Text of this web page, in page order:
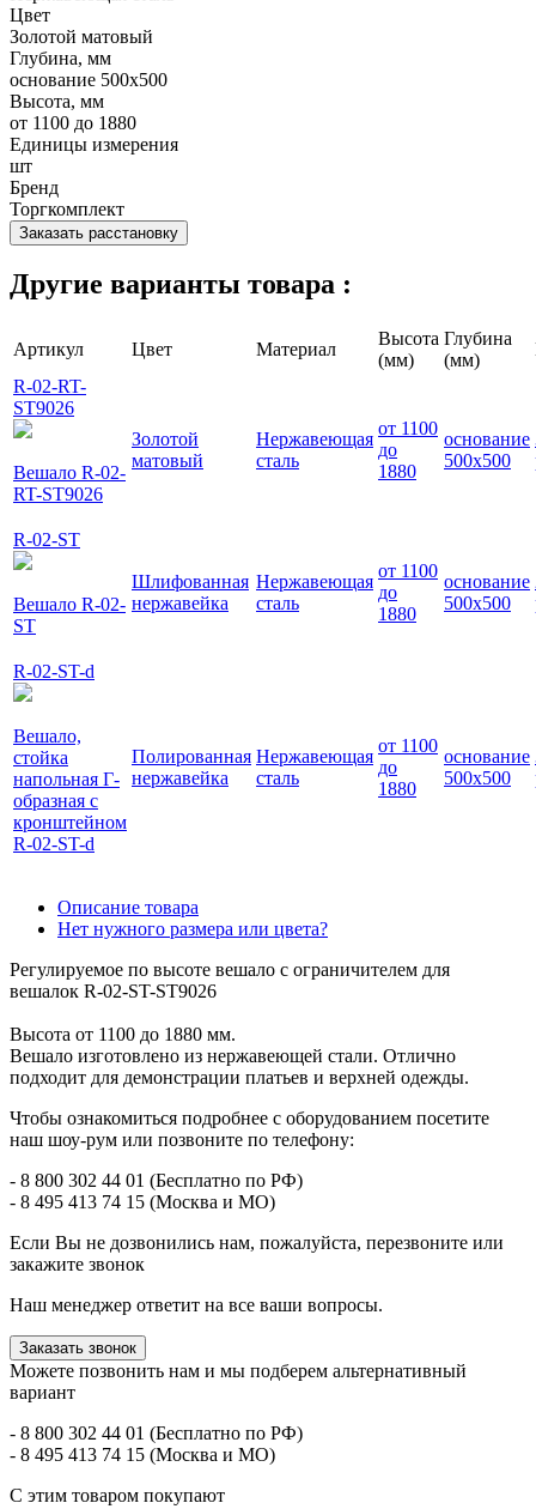
Цвет
Золотой матовый
Глубина, мм
основание 500x500
Высота, мм
от 1100 до 1880
Единицы измерения
шт
Бренд
Торгкомплект
Заказать расстановку
Другие варианты товара :
Артикул Цвет Материал
Высота
(мм)
Глубина
(мм)
R-02-RT-
ST9026
Вешало R-02-
RT-ST9026
Золотой
матовый
Нержавеющая
сталь
от 1100
до
1880
основание
500x500
R-02-ST
Вешало R-02-
ST
Шлифованная
нержавейка
Нержавеющая
сталь
от 1100
до
1880
основание
500x500
R-02-ST-d
Вешало,
стойка
напольная Г-
образная с
кронштейном
R-02-ST-d
Полированная
нержавейка
Нержавеющая
сталь
от 1100
до
1880
основание
500x500
Описание товара
Нет нужного размера или цвета?
Регулируемое по высоте вешало с ограничителем для
вешалок R-02-ST-ST9026
Высота от 1100 до 1880 мм.
Вешало изготовлено из нержавеющей стали. Отлично
подходит для демонстрации платьев и верхней одежды.
Чтобы ознакомиться подробнее с оборудованием посетите
наш шоу-рум или позвоните по телефону:
- 8 800 302 44 01 (Бесплатно по РФ)
- 8 495 413 74 15 (Москва и МО)
Если Вы не дозвонились нам, пожалуйста, перезвоните или
закажите звонок
Наш менеджер ответит на все ваши вопросы.
Заказать звонок
Можете позвонить нам и мы подберем альтернативный
вариант
- 8 800 302 44 01 (Бесплатно по РФ)
- 8 495 413 74 15 (Москва и МО)
С этим товаром покупают